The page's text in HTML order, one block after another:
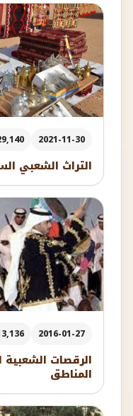
2021-11-30
29,140
التراث الشعبي
2016-01-27
13,136
الرقصات
المناطق